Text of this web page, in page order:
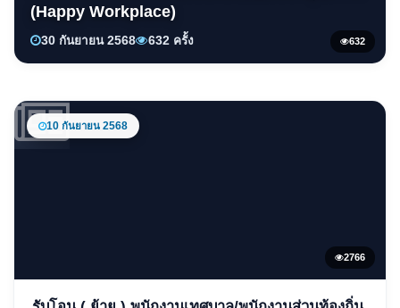
632
(Happy Workplace)
30 กันยายน 2568 632 ครั้ง
10 กันยายน 2568
2766